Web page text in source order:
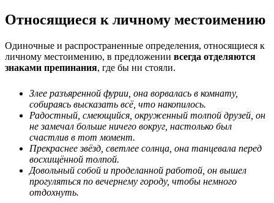
Относящиеся к личному местоимению
Одиночные и распространенные определения, относящиеся к
личному местоимению, в предложении всегда отделяются
знаками препинания, где бы ни стояли.
Злее разъяренной фурии, она ворвалась в комнату,
собираясь высказать всё, что накопилось.
Радостный, смеющийся, окруженный толпой друзей, он
не замечал больше ничего вокруг, настолько был
счастлив в тот момент.
Прекраснее звёзд, светлее солнца, она танцевала перед
восхищённой толпой.
Довольный собой и проделанной работой, он вышел
прогуляться по вечернему городу, чтобы немного
отдохнуть.